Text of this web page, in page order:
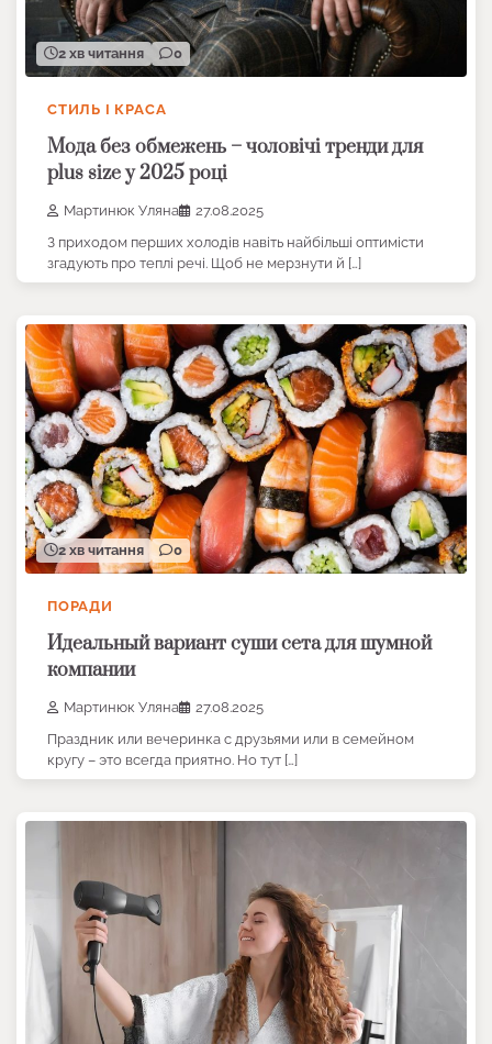
2 хв читання 0
СТИЛЬ І КРАСА
Мода без обмежень – чоловічі тренди для
plus size у 2025 році
Мартинюк Уляна
27.08.2025
З приходом перших холодів навіть найбільші оптимісти
згадують про теплі речі. Щоб не мерзнути й […]
2 хв читання 0
ПОРАДИ
Идеальный вариант суши сета для шумной
компании
Мартинюк Уляна
27.08.2025
Праздник или вечеринка с друзьями или в семейном
кругу – это всегда приятно. Но тут […]